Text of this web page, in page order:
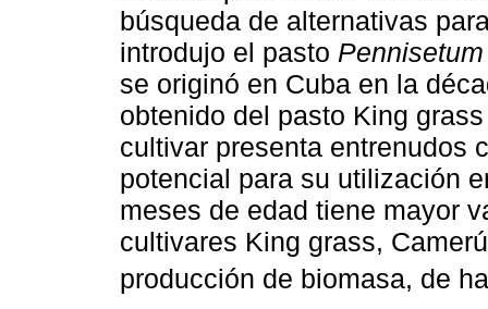
búsqueda de alternativas
introdujo el pasto
se originó en Cuba en la
obtenido del pasto King
cultivar presenta entrenudos
potencial para su utilización
meses de edad tiene mayor
cultivares King grass,
producción de biomasa, de